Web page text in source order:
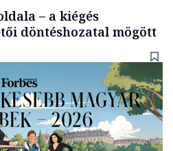
– a kiégés
döntéshozatal mögött